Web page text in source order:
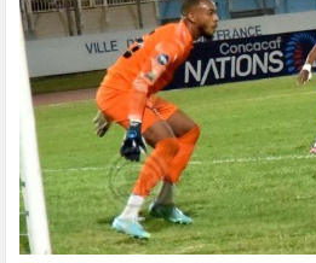
r
s
u
r
F
a
c
e
b
o
o
k
(
o
u
v
r
e
r
s
u
r
T
w
i
e
(
o
u
v
r
e
d
r
s
u
r
W
h
a
t
s
A
p
p
(
o
u
v
r
e